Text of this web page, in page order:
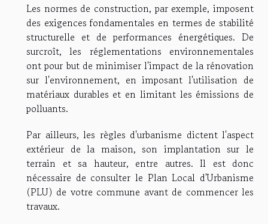
Les normes de construction, par exemple, imposent
des exigences fondamentales en termes de stabilité
structurelle et de performances énergétiques. De
surcroît, les réglementations environnementales
ont pour but de minimiser l'impact de la rénovation
sur l'environnement, en imposant l'utilisation de
matériaux durables et en limitant les émissions de
polluants.
Par ailleurs, les règles d'urbanisme dictent l'aspect
extérieur de la maison, son implantation sur le
terrain et sa hauteur, entre autres. Il est donc
nécessaire de consulter le Plan Local d'Urbanisme
(PLU) de votre commune avant de commencer les
travaux.